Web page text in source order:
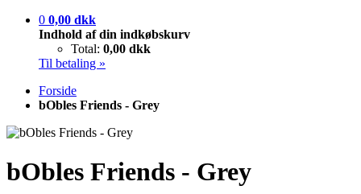
0 0,00 dkk
Indhold af din indkøbskurv
Total: 0,00 dkk
Til betaling »
Forside
bObles Friends - Grey
bObles Friends - Grey